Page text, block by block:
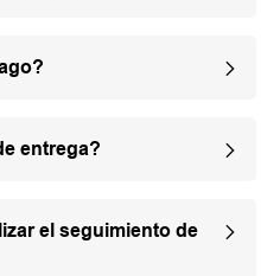
entrega?
el seguimiento de